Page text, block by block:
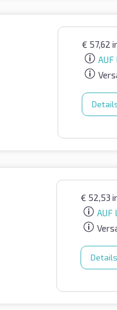
€ 57,62
AUF
€ 52,53
AUF
Details